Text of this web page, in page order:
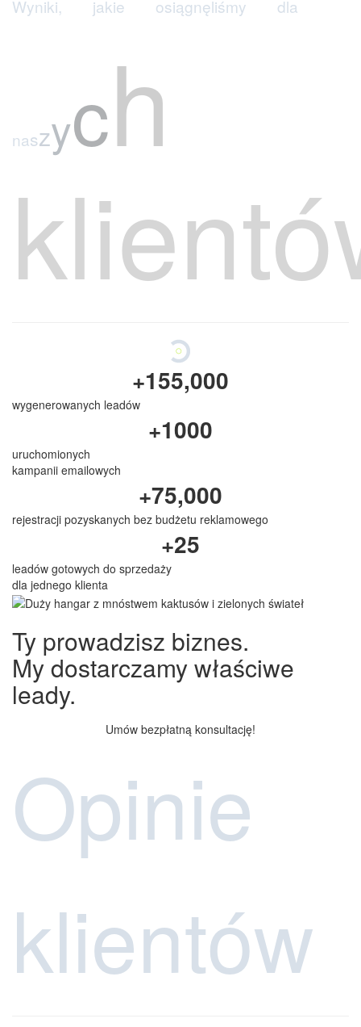
naszyc klie
+155,00
wygenerowanych leadów
kampanii emailowych
+75,000
rejestracji pozyskanych bez budżetu reklamowego
+ 25
Ty prowadzisz biznes.
My dostarczamy właściwe
Umów bezpłatną konsultację!
Opinie
klientów
Joe Stocker
Patriot Consulting
zdecydowaliśmy się na współpracę z Concept.
Nasze oceny na:
4.9